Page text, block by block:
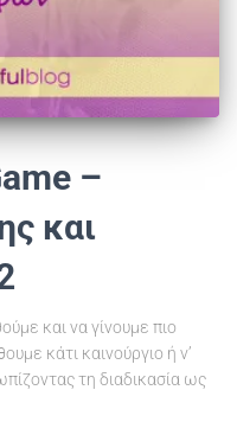
–
και
και να γίνουμε πιο
κάτι καινούργιο ή ν’
τη διαδικασία ως